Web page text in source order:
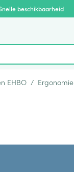
beschikbaarheid
EHBO / Ergonomie